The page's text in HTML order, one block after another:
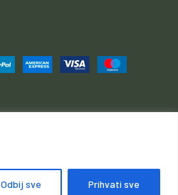
Odbij sve Prihvati sve